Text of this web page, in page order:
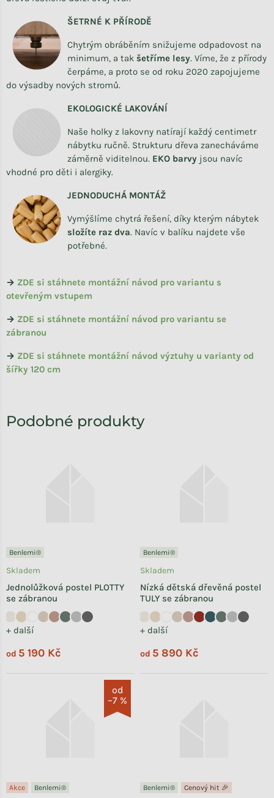
ŠETRNÉ K PŘÍRODĚ
Chytrým obráběním snižujeme odpadovost na
minimum, a tak šetříme lesy. Víme, že z přírody
čerpáme, a proto se od roku 2020 zapojujeme
do výsadby nových stromů.
EKOLOGICKÉ LAKOVÁNÍ
Naše holky z lakovny natírají každý centimetr
nábytku ručně. Strukturu dřeva zanecháváme
záměrně viditelnou. EKO barvy jsou navíc
vhodné pro děti i alergiky.
JEDNODUCHÁ MONTÁŽ
Vymýšlíme chytrá řešení, díky kterým nábytek
složíte raz dva. Navíc v balíku najdete vše
potřebné.
→ ZDE si stáhnete montážní návod pro variantu s
otevřeným vstupem
→ ZDE si stáhnete montážní návod pro variantu se
zábranou
→ ZDE si stáhnete montážní návod výztuhy u varianty od
šířky 120 cm
Benlemi®
Jednolůžková postel PLOTTY
se zábranou
+ další
Skladem
od 5 190 Kč
Benlemi®
Nízká dětská dřevěná postel
TULY se zábranou
+ další
Skladem
od 5 890 Kč
od
–7 %
Akce Benlemi® Benlemi® Cenový hit 🎉